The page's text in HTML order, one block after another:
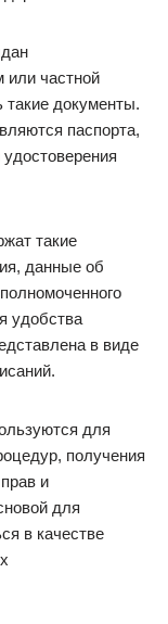
или частной
документы.
паспорта,
такие
данные об
удобства
в виде
для
получения
и
для
в качестве